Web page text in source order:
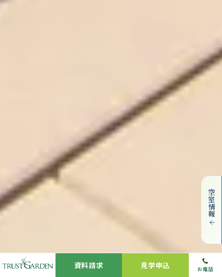
資料請求 見学申込 お電話
空室情報